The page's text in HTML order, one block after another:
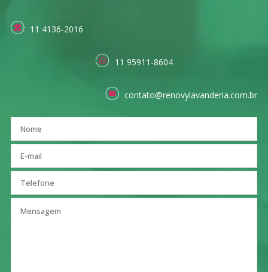
11 4136-2016
11 95911-8604
contato@renovylavanderia.com.br